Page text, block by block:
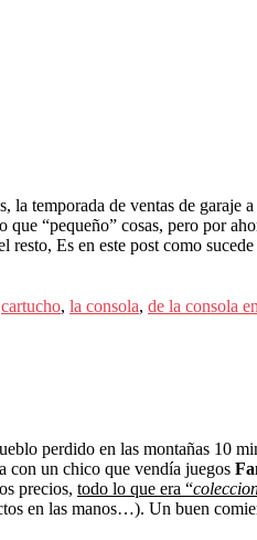
la temporada de ventas de
que “pequeño” cosas, pero por
resto, Es en este post como sucede
cartucho, la consola, de la consola
perdido en las montañas 10
con un chico que vendía juegos
precios, todo lo que era “
en las manos…). Un buen